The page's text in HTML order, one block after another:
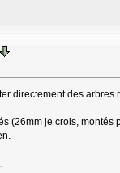
directement des arbres
(26mm je crois,